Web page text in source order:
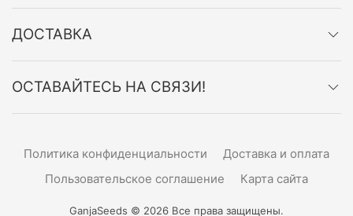
ДОСТАВКА
ОСТАВАЙТЕСЬ НА СВЯЗИ!
Политика конфиденциальности
Доставка и оплата
Пользовательское соглашение
Карта сайта
GanjaSeeds © 2026 Все права защищены.